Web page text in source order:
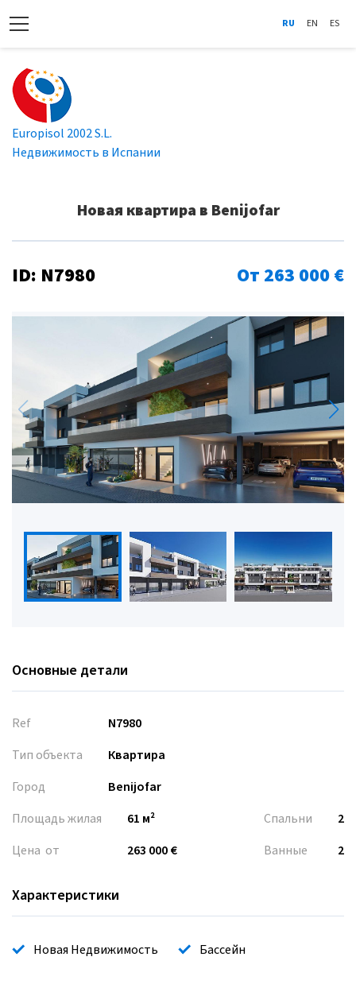
RU EN ES
Europisol 2002 S.L.
Недвижимость в Испании
Новая квартира в Benijofar
ID: N7980 От 263 000 €
Основные детали
Ref
N7980
Тип объекта
Квартира
Город
Benijofar
Площадь жилая
61 м²
Цена от
263 000 €
Спальни
2
Ванные
2
Характеристики
Новая Недвижимость Бассейн